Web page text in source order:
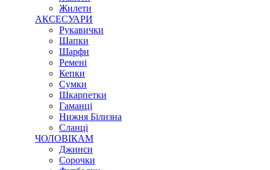
Жилети
АКСЕСУАРИ
Рукавички
Шапки
Шарфи
Ремені
Кепки
Сумки
Шкарпетки
Гаманці
Нижня Білизна
Сланці
ЧОЛОВІКАМ
Джинси
Сорочки